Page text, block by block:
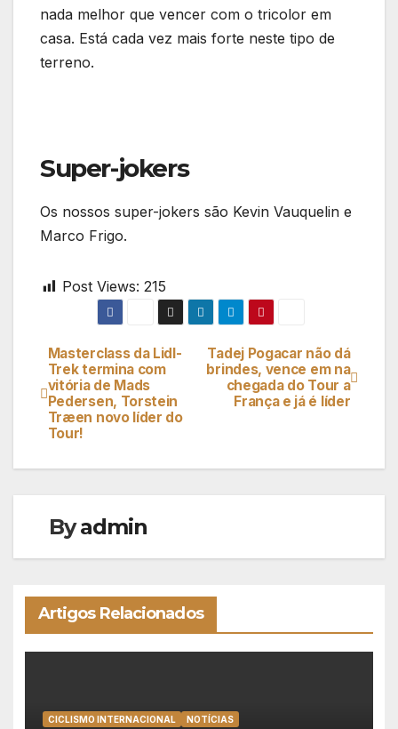
nada melhor que vencer com o tricolor em
casa. Está cada vez mais forte neste tipo de
terreno.
Super-jokers
Os nossos super-jokers são Kevin Vauquelin e
Marco Frigo.
Post Views: 215
Navegação
de
artigos
Tadej Pogacar não dá
brindes, vence em na
chegada do Tour a
França e já é líder
Masterclass da Lidl-
Trek termina com
vitória de Mads
Pedersen, Torstein
Træen novo líder do
Tour!
Byadmin
Artigos Relacionados
CICLISMO INTERNACIONAL NOTÍCIAS